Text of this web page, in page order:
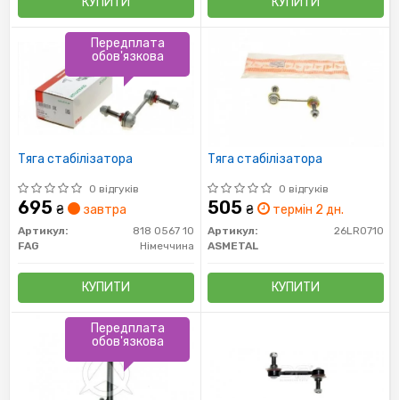
Тяга стабілізатора
0 відгуків
695 ₴ завтра
Артикул:
818 0567 10
FAG
Німеччина
КУПИТИ
Передплата
обов'язкова
Тяга стабілізатора
0 відгуків
505 ₴ термін 2 дн.
Артикул:
26LR0710
ASMETAL
КУПИТИ
Передплата
обов'язкова